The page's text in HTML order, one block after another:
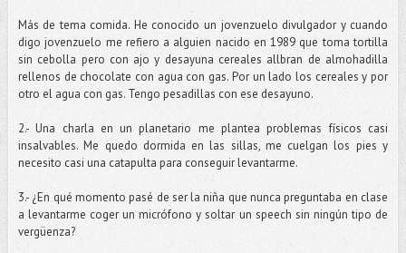
Más de tema comida. He conocido un jovenzuelo divulgador y cuando
digo jovenzuelo me refiero a alguien nacido en 1989 que toma tortilla
sin cebolla pero con ajo y desayuna cereales allbran de almohadilla
rellenos de chocolate con agua con gas. Por un lado los cereales y por
otro el agua con gas. Tengo pesadillas con ese desayuno.
2.- Una charla en un planetario me plantea problemas físicos casi
insalvables. Me quedo dormida en las sillas, me cuelgan los pies y
necesito casi una catapulta para conseguir levantarme.
3.- ¿En qué momento pasé de ser la niña que nunca preguntaba en clase
a levantarme coger un micrófono y soltar un speech sin ningún tipo de
vergüenza?